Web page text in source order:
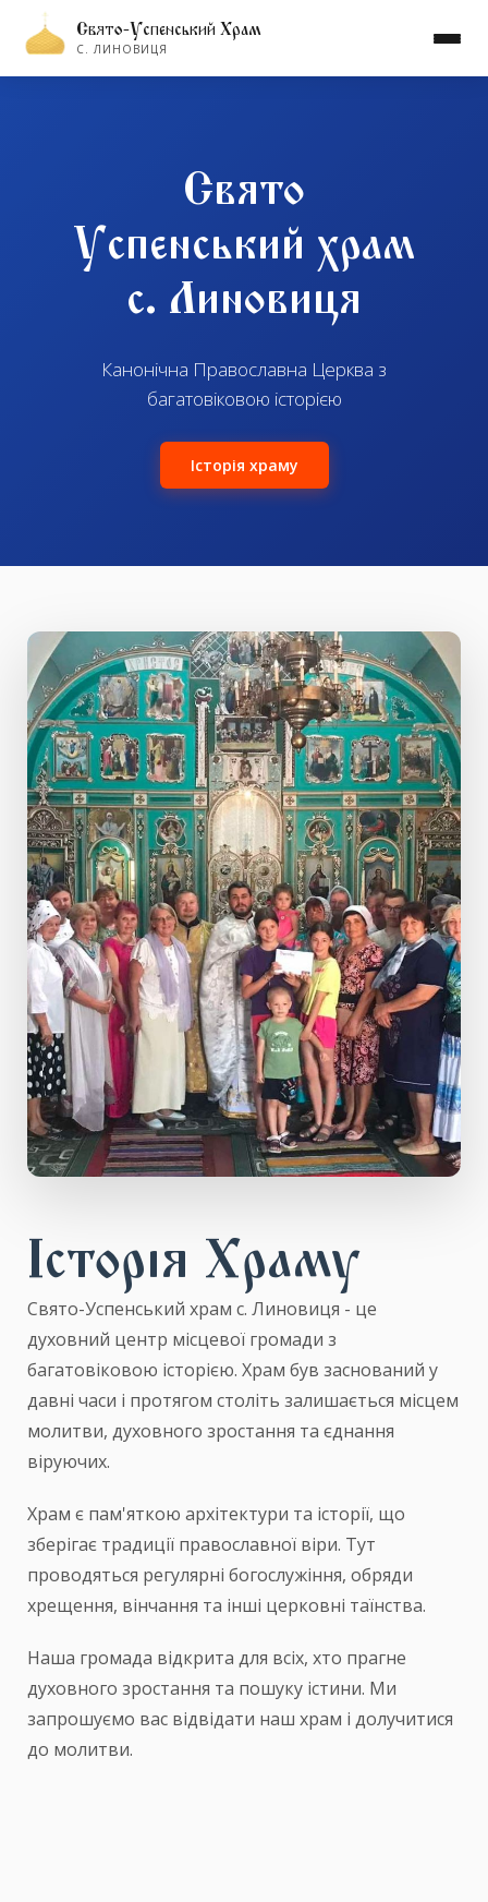
Свято-Успенський Храм
С. ЛИНОВИЦЯ
Свято
Успенський храм
с. Линовиця
Канонічна Православна Церква з
багатовіковою історією
Історія храму
Історія Храму
Свято-Успенський храм с. Линовиця - це
духовний центр місцевої громади з
багатовіковою історією. Храм був заснований у
давні часи і протягом століть залишається місцем
молитви, духовного зростання та єднання
віруючих.
Храм є пам'яткою архітектури та історії, що
зберігає традиції православної віри. Тут
проводяться регулярні богослужіння, обряди
хрещення, вінчання та інші церковні таїнства.
Наша громада відкрита для всіх, хто прагне
духовного зростання та пошуку істини. Ми
запрошуємо вас відвідати наш храм і долучитися
до молитви.